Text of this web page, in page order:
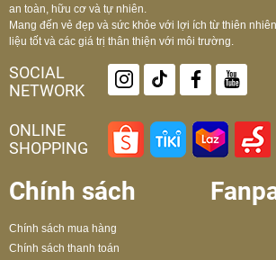
an toàn, hữu cơ và tự nhiên.
Mang đến vẻ đẹp và sức khỏe với lợi ích từ thiên
liệu tốt và các giá trị thân thiện với môi trường.
SOCIAL
NETWORK
ONLINE
SHOPPING
Chính sách
Chính sách mua hàng
Chính sách thanh toán